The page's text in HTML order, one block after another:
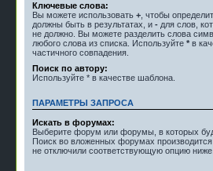
Ключевые слова:
Вы можете использовать + , чтобы
должны быть в результатах, и - для слов,
не должно. Вы можете разделить слова
любого слова из списка. Используйте * в
частичного совпадения.
Поиск по автору:
Используйте * в качестве шаблона.
ПАРАМЕТРЫ ЗАПРОСА
Искать в форумах:
Выберите форум или форумы, в которых
Поиск во вложенных форумах
не отключили соответствующую опцию ниже.